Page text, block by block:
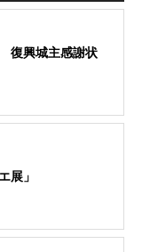
復興城主感謝状
展」